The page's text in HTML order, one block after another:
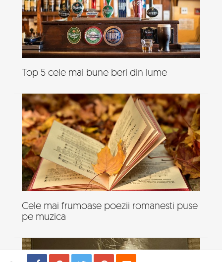
Top 5 cele mai bune beri din lume
Cele mai frumoase poezii romanesti puse
pe muzica